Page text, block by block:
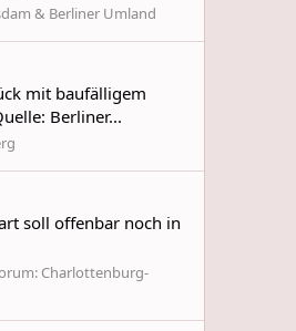
& Berliner Umland
mit baufälligem
Berliner...
soll offenbar noch in
Charlottenburg-